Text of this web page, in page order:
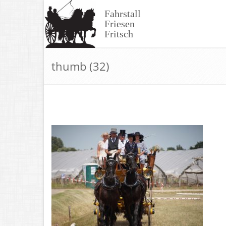
Skip
to
content
Fahrstall
Friesen
Fritsch
thumb (32)